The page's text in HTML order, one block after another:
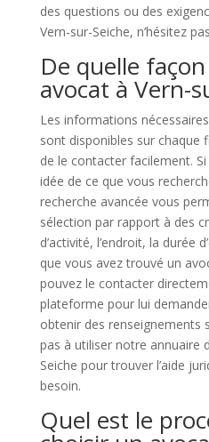
des questions ou des
Vern-sur-Seiche, n’hésitez
De quelle
avocat à Vern-
Les informations
sont disponibles sur chaque
de le contacter facilement.
idée de ce que vous
recherche avancée vous
sélection par rapport à des
d’activité, l’endroit, la durée
que vous avez trouvé un
pouvez le contacter
plateforme pour lui
obtenir des renseignements
pas à utiliser notre annuaire
Seiche pour trouver l’aide
besoin.
Quel est le